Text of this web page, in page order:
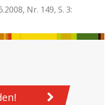
Nr. 149, S. 3: